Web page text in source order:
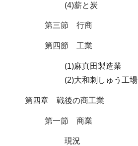
(4)薪と炭
第三節 行商
第四節 工業
(1)麻真田製造業
(2)大和刺しゅう工場
第四章 戦後の商工業
第一節 商業
現況